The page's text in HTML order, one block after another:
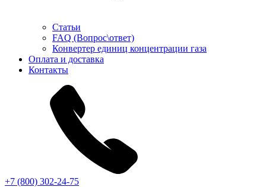
Статьи
FAQ (Вопрос\ответ)
Конвертер единиц концентрации газа
Оплата и доставка
Контакты
+7 (800) 302-24-75